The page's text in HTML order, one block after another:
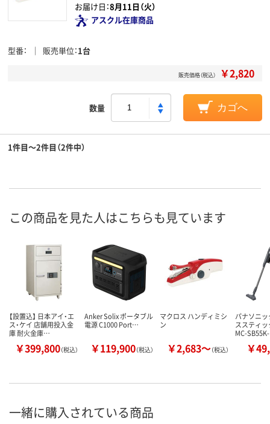
お届け日：8月11日（火）
アスクル在庫商品
型番 販売単位 1台
販売価格（税込） ￥2,820
数量 カゴへ
1件目～2件目（2件中）
この商品を見た人はこちらも見ています
【設置込】 日本アイ・エ
ス・ケイ 店舗用投入金
庫 耐火金庫…
￥399,800（税込）
Anker Solix ポータブル
電源 C1000 Port…
￥119,900（税込）
マクロス ハンディミシ
ン
￥2,683～（税込）
パナソニ
ススティ
MC-
￥
一緒に購入されている商品